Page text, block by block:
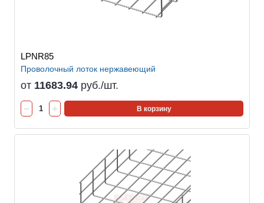
LPNR85
Проволочный лоток нержавеющий
от 11683.94 руб./шт.
В корзину